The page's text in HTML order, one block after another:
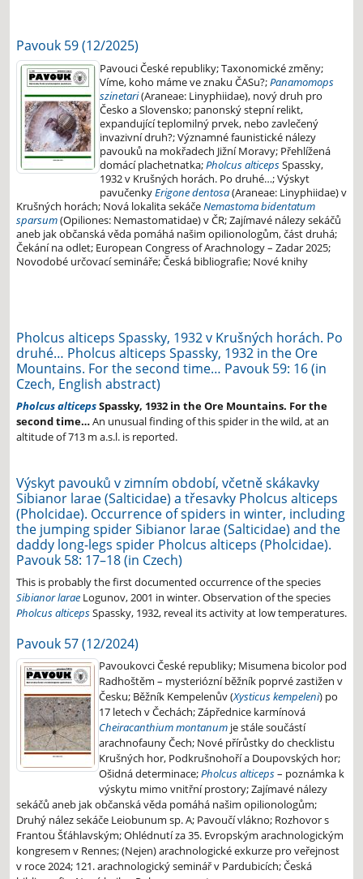
Pavouk 59 (12/2025)
Pavouci České republiky; Taxonomické změny;
Víme, koho máme ve znaku ČASu?;Panamomops
szinetari(Araneae: Linyphiidae), nový druh pro
Česko a Slovensko; panonský stepní relikt,
expandující teplomilný prvek, nebo zavlečený
invazivní druh?; Významné faunistické nálezy
pavouků na mokřadech Jižní Moravy; Přehlížená
domácí plachetnatka;Pholcus alticepsSpassky,
1932 v Krušných horách. Po druhé…; Výskyt
pavučenkyErigone dentosa(Araneae: Linyphiidae) v
Krušných horách; Nová lokalita sekáčeNemastoma bidentatum
sparsum(Opiliones: Nemastomatidae) v ČR; Zajímavé nálezy sekáčů
aneb jak občanská věda pomáhá našim opilionologům, část druhá;
Čekání na odlet; European Congress of Arachnology – Zadar 2025;
Novodobé určovací semináře; Česká bibliografie; Nové knihy
Pholcus alticeps Spassky, 1932 v Krušných horách. Po
druhé… Pholcus alticeps Spassky, 1932 in the Ore
Mountains. For the second time… Pavouk 59: 16 (in
Czech, English abstract)
Pholcus alticepsSpassky, 1932 in the Ore Mountains. For the
second time…An unusual finding of this spider in the wild, at an
altitude of 713 m a.s.l. is reported.
Výskyt pavouků v zimním období, včetně skákavky
Sibianor larae (Salticidae) a třesavky Pholcus alticeps
(Pholcidae). Occurrence of spiders in winter, including
the jumping spider Sibianor larae (Salticidae) and the
daddy long-legs spider Pholcus alticeps (Pholcidae).
Pavouk 58: 17–18 (in Czech)
This is probably the first documented occurrence of the species
Sibianor larae Logunov, 2001 in winter. Observation of the species
Pholcus alticepsSpassky, 1932, reveal its activity at low temperatures.
Pavouk 57 (12/2024)
Pavoukovci České republiky; Misumena bicolor pod
Radhoštěm – mysteriózní běžník poprvé zastižen v
Česku; Běžník Kempelenův (Xysticus kempeleni) po
17 letech v Čechách; Zápřednice karmínová
Cheiracanthium montanum je stále součástí
arachnofauny Čech; Nové přírůstky do checklistu
Krušných hor, Podkrušnohoří a Doupovských hor;
Ošidná determinace;Pholcus alticeps– poznámka k
výskytu mimo vnitřní prostory; Zajímavé nálezy
sekáčů aneb jak občanská věda pomáhá našim opilionologům;
Druhý nález sekáče Leiobunum sp. A; Pavoučí vlákno; Rozhovor s
Frantou Šťáhlavským; Ohlédnutí za 35. Evropským arachnologickým
kongresem v Rennes; (Nejen) arachnologické exkurze pro veřejnost
v roce 2024; 121. arachnologický seminář v Pardubicích; Česká